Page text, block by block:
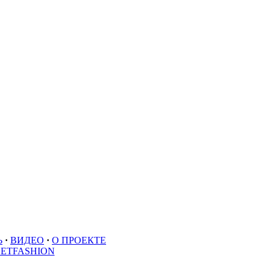
· ВИДЕО · О ПРОЕКТЕ